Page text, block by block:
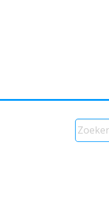
Zoeken
naar: